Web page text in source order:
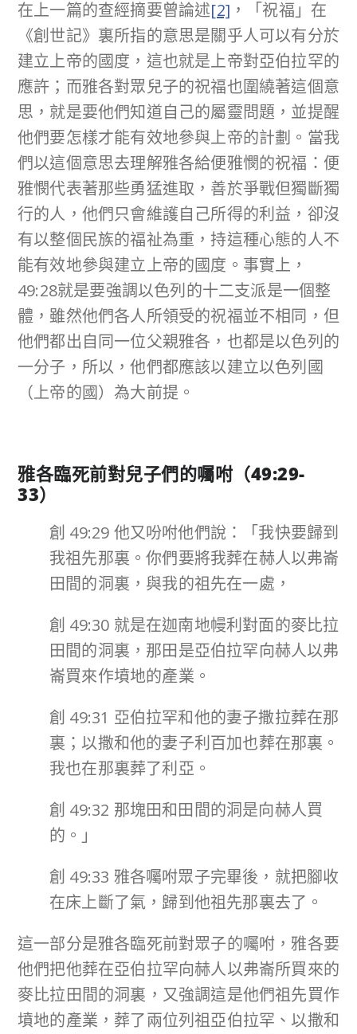
在上一篇的查經摘要曾論述[2] ，「祝福」在
《創世記》裏所指的意思是關乎人可以有分於
建立上帝的國度，這也就是上帝對亞伯拉罕的
應許；而雅各對眾兒子的祝福也圍繞著這個意
思，就是要他們知道自己的屬靈問題，並提醒
他們要怎樣才能有效地參與上帝的計劃。當我
們以這個意思去理解雅各給便雅憫的祝福：便
雅憫代表著那些勇猛進取，善於爭戰但獨斷獨
行的人，他們只會維護自己所得的利益，卻沒
有以整個民族的福祉為重，持這種心態的人不
能有效地參與建立上帝的國度。事實上，
49:28就是要強調以色列的十二支派是一個整
體，雖然他們各人所領受的祝福並不相同，但
他們都出自同一位父親雅各，也都是以色列的
一分子，所以，他們都應該以建立以色列國
（上帝的國）為大前提。
雅各臨死前對兒子們的囑咐（49:29-
33）
創 49:29 他又吩咐他們說：「我快要歸到
我祖先那裏。你們要將我葬在赫人以弗崙
田間的洞裏，與我的祖先在一處，
創 49:30 就是在迦南地幔利對面的麥比拉
田間的洞裏，那田是亞伯拉罕向赫人以弗
崙買來作墳地的產業。
創 49:31 亞伯拉罕和他的妻子撒拉葬在那
裏；以撒和他的妻子利百加也葬在那裏。
我也在那裏葬了利亞。
創 49:32 那塊田和田間的洞是向赫人買
的。」
創 49:33 雅各囑咐眾子完畢後，就把腳收
在床上斷了氣，歸到他祖先那裏去了。
這一部分是雅各臨死前對眾子的囑咐，雅各要
他們把他葬在亞伯拉罕向赫人以弗崙所買來的
麥比拉田間的洞裏，又強調這是他們祖先買作
墳地的產業，葬了兩位列祖亞伯拉罕、以撒和